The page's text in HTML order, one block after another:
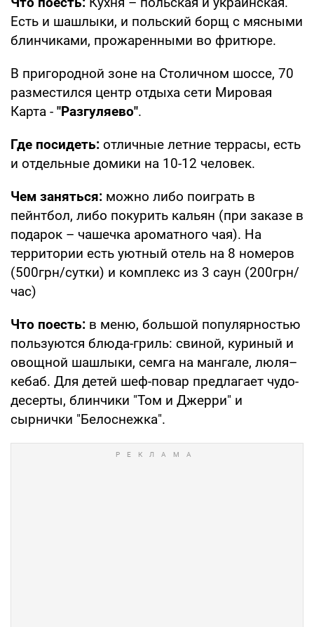
Есть и шашлыки, и польский борщ с мясными
блинчиками, прожаренными во фритюре.
В пригородной зоне на Столичном шоссе, 70
разместился центр отдыха сети Мировая
Карта - "Разгуляево".
Где посидеть: отличные летние террасы, есть
и отдельные домики на 10-12 человек.
Чем заняться: можно либо поиграть в
пейнтбол, либо покурить кальян (при заказе в
подарок – чашечка ароматного чая). На
территории есть уютный отель на 8 номеров
(500грн/сутки) и комплекс из 3 саун (200грн/
час)
Что поесть: в меню, большой популярностью
пользуются блюда-гриль: свиной, куриный и
овощной шашлыки, семга на мангале, люля–
кебаб. Для детей шеф-повар предлагает чудо-
десерты, блинчики "Том и Джерри" и
сырнички "Белоснежка".